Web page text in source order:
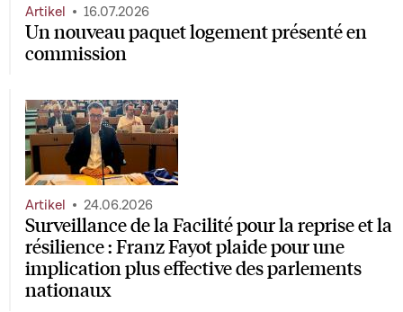
Un nouveau paquet logement présenté en
commission
Artikel 16.07.2026
Surveillance de la Facilité pour la reprise et la
résilience : Franz Fayot plaide pour une
implication plus effective des parlements
nationaux
Artikel 24.06.2026